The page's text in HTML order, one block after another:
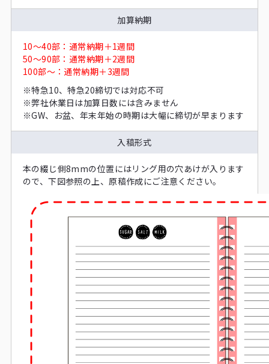
加算納期
10～40部：通常納期＋1週間
50～90部：通常納期＋2週間
100部～：通常納期＋3週間
※特急10、特急20締切では対応不可
※弊社休業日は加算日数には含みません
※GW、お盆、年末年始の時期は大幅に締切が早まります
入稿形式
本の綴じ側8mmの位置にはリング用の穴あけが入ります
ので、下図参照の上、原稿作成にご注意ください。